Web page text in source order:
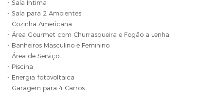
- Sala Íntima
- Sala para 2 Ambientes
- Cozinha Americana
- Área Gourmet com Churrasqueira e Fogão a Lenha
- Banheiros Masculino e Feminino
- Área de Serviço
- Piscina
- Energia fotovoltaica
- Garagem para 4 Carros